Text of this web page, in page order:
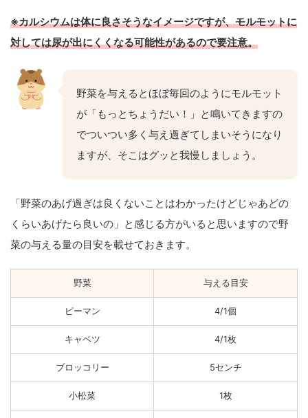
※カルシウムは体に良さそうなイメージですが、モルモットに
対しては尿が出にくくなる可能性があるので要注意。
野菜を与えるとほぼ毎回のようにモルモット
が「もっとちょうだい！」と鳴いてきますの
でついつい多く与え過ぎてしまいそうになり
ますが、そこはグッと我慢しましょう。
「野菜のあげ過ぎは良くないことはわかったけどじゃあどの
くらいあげたら良いの」と感じる方がいると思いますので野
菜の与える量の目安を載せておきます。
野菜 与える目安
ピーマン 4/1個
キャベツ 4/1枚
ブロッコリー 5センチ
小松菜 1枚